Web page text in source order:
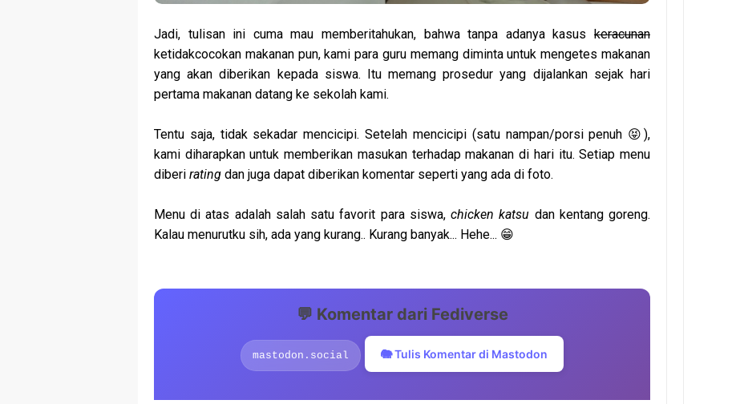
Jadi, tulisan ini cuma mau memberitahukan, bahwa tanpa adanya kasus keracunan
ketidakcocokan makanan pun, kami para guru memang diminta untuk mengetes makanan
yang akan diberikan kepada siswa. Itu memang prosedur yang dijalankan sejak hari
pertama makanan datang ke sekolah kami.
Tentu saja, tidak sekadar mencicipi. Setelah mencicipi (satu nampan/porsi penuh 😝),
kami diharapkan untuk memberikan masukan terhadap makanan di hari itu. Setiap menu
diberi rating dan juga dapat diberikan komentar seperti yang ada di foto.
Menu di atas adalah salah satu favorit para siswa,chicken katsu dan kentang goreng.
Kalau menurutku sih, ada yang kurang.. Kurang banyak... Hehe... 😁
💬 Komentar dari Fediverse
mastodon.social 🐘 Tulis Komentar di Mastodon